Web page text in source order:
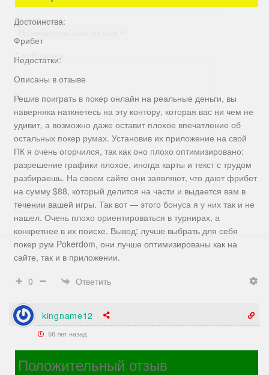
Достоинства:
Фрибет
Недостатки:
Описаны в отзыве
Решив поиграть в покер онлайн на реальные деньги, вы
наверняка наткнетесь на эту контору, которая вас ни чем не
удивит, а возможно даже оставит плохое впечатление об
остальных покер румах. Установив их приложение на свой
ПК я очень огорчился, так как оно плохо оптимизировано:
разрешение графики плохое, иногда карты и текст с трудом
разбираешь. На своем сайте они заявляют, что дают фрибет
на сумму $88, который делится на части и выдается вам в
течении вашей игры. Так вот — этого бонуса я у них так и не
нашел. Очень плохо ориентироваться в турнирах, а
конкретнее в их поиске. Вывод: лучше выбрать для себя
покер рум Pokerdom, они лучше оптимизированы как на
сайте, так и в приложении.
0
Ответить
kingname12
56 лет назад
Положительный отзыв
Тип отзыва
Сообщение